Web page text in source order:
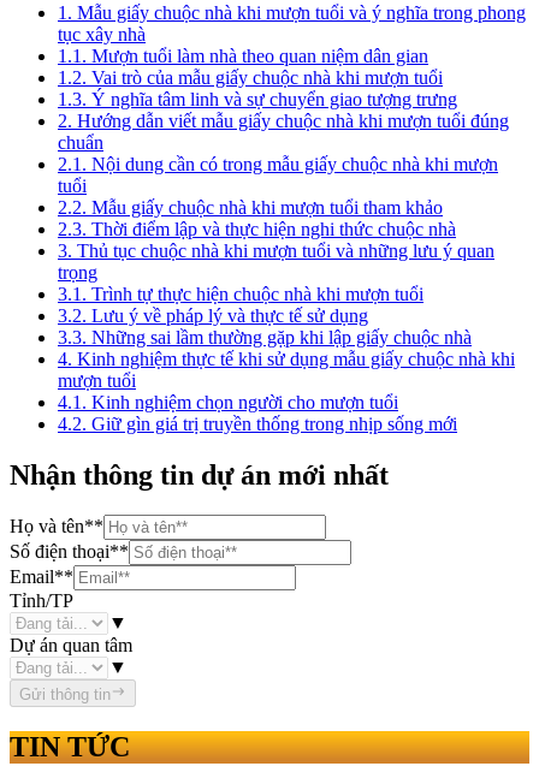
1. Mẫu giấy chuộc nhà khi mượn tuổi và ý nghĩa trong phong
tục xây nhà
1.1. Mượn tuổi làm nhà theo quan niệm dân gian
1.2. Vai trò của mẫu giấy chuộc nhà khi mượn tuổi
1.3. Ý nghĩa tâm linh và sự chuyển giao tượng trưng
2. Hướng dẫn viết mẫu giấy chuộc nhà khi mượn tuổi đúng
chuẩn
2.1. Nội dung cần có trong mẫu giấy chuộc nhà khi mượn
tuổi
2.2. Mẫu giấy chuộc nhà khi mượn tuổi tham khảo
2.3. Thời điểm lập và thực hiện nghi thức chuộc nhà
3. Thủ tục chuộc nhà khi mượn tuổi và những lưu ý quan
trọng
3.1. Trình tự thực hiện chuộc nhà khi mượn tuổi
3.2. Lưu ý về pháp lý và thực tế sử dụng
3.3. Những sai lầm thường gặp khi lập giấy chuộc nhà
4. Kinh nghiệm thực tế khi sử dụng mẫu giấy chuộc nhà khi
mượn tuổi
4.1. Kinh nghiệm chọn người cho mượn tuổi
4.2. Giữ gìn giá trị truyền thống trong nhịp sống mới
Nhận thông tin dự án mới nhất
Họ và tên**
Số điện thoại**
Email**
Tỉnh/TP
▼
Dự án quan tâm
▼
Gửi thông tin
TIN TỨC